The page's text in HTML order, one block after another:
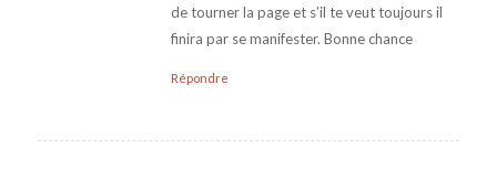
de tourner la page et s’il te veut toujours il
finira par se manifester. Bonne chance
Répondre